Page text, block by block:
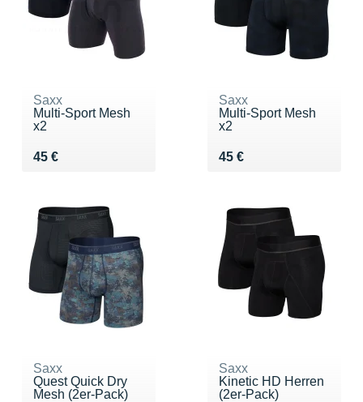
Saxx
Multi-Sport Mesh
x2
45 €
Vendu 45 €
Saxx
Multi-Sport Mesh
x2
45 €
Vendu 45 €
Saxx
Quest Quick Dry
Mesh (2er-Pack)
Saxx
Kinetic HD Herren
(2er-Pack)